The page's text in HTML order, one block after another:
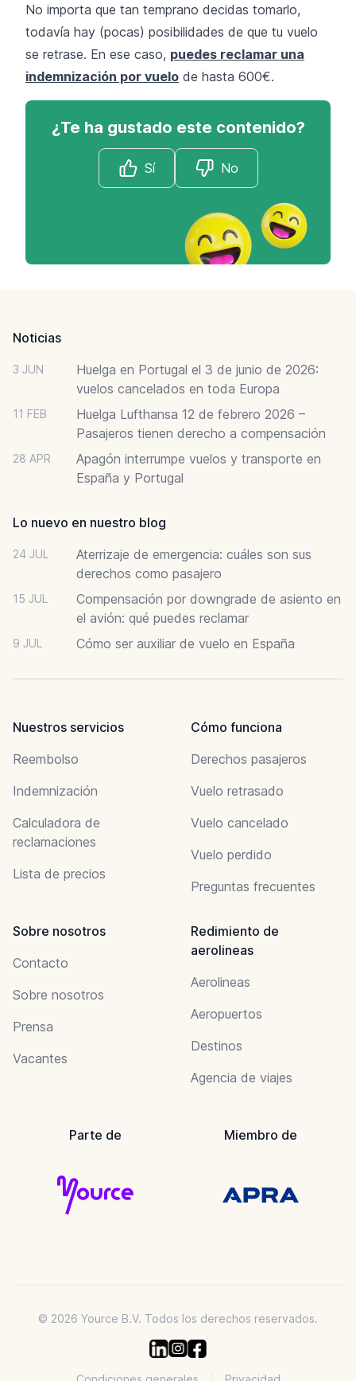
No importa que tan temprano decidas tomarlo,
todavía hay (pocas) posibilidades de que tu vuelo
se retrase. En ese caso, puedes reclamar una
indemnización por vuelo de hasta 600€.
¿Te ha gustado este contenido?
Sí No
Noticias
3 JUN
Huelga en Portugal el 3 de junio de 2026:
vuelos cancelados en toda Europa
11 FEB
Huelga Lufthansa 12 de febrero 2026 –
Pasajeros tienen derecho a compensación
28 APR
Apagón interrumpe vuelos y transporte en
España y Portugal
Lo nuevo en nuestro blog
24 JUL
Aterrizaje de emergencia: cuáles son sus
derechos como pasajero
15 JUL
Compensación por downgrade de asiento en
el avión: qué puedes reclamar
9 JUL Cómo ser auxiliar de vuelo en España
Nuestros servicios
Reembolso
Indemnización
Calculadora de
reclamaciones
Lista de precios
Cómo funciona
Derechos pasajeros
Vuelo retrasado
Vuelo cancelado
Vuelo perdido
Preguntas frecuentes
Sobre nosotros
Contacto
Sobre nosotros
Prensa
Vacantes
Redimiento de
aerolineas
Aerolineas
Aeropuertos
Destinos
Agencia de viajes
Parte de Miembro de
© 2026 Yource B.V. Todos los derechos reservados.